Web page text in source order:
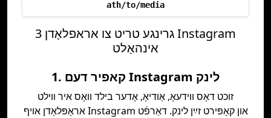
ath/to/media
3 גרינגע טריט צו אראפלאָדן Instagram
אינהאַלט
1. קאפיר דעם Instagram לינק
זוכט דאָס ווידעאָ, אַודיאָ, אָדער בילד וואָס איר ווילט
אראָפּלאָדן אויף Instagram און קאָפּירט זײַן לינק. דאַרפֿט